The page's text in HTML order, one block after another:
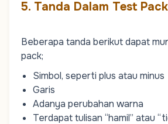
5. Tanda Dalam Test Pack
Beberapa tanda berikut dapat
pack;
Simbol, seperti plus atau minus
Garis
Adanya perubahan warna
Terdapat tulisan “hamil” atau